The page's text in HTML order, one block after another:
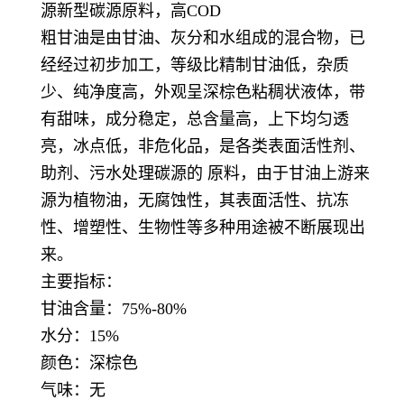
源新型碳源原料，高COD
粗甘油是由甘油、灰分和水组成的混合物，已
经经过初步加工，等级比精制甘油低，杂质
少、纯净度高，外观呈深棕色粘稠状液体，带
有甜味，成分稳定，总含量高，上下均匀透
亮，冰点低，非危化品，是各类表面活性剂、
助剂、污水处理碳源的 原料，由于甘油上游来
源为植物油， 无腐蚀性，其表面活性、抗冻
性、增塑性、生物性等多种用途被不断展现出
来。
主要指标：
甘油含量：75%-80%
水分：15%
颜色：深棕色
气味：无